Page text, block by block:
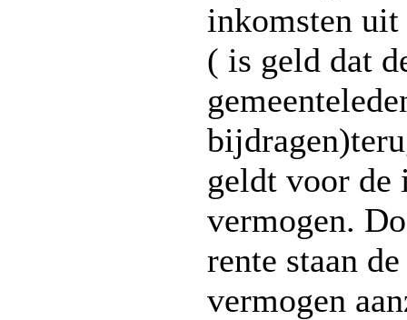
inkomsten uit
( is geld dat
geldt voor de
vermogen.
rente staan
vermogen